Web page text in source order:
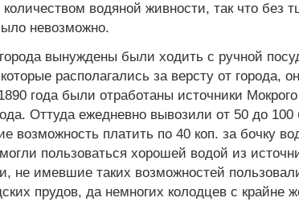
водяной живности, так что без
невозможно.
вынуждены были ходить с ручной
располагались за версту от города,
года были отработаны источники Мокрого
Оттуда ежедневно вывозили от 50 до 100
возможность платить по 40 коп. за бочку
пользоваться хорошей водой из
не имевшие таких возможностей
прудов, да немногих колодцев с крайне